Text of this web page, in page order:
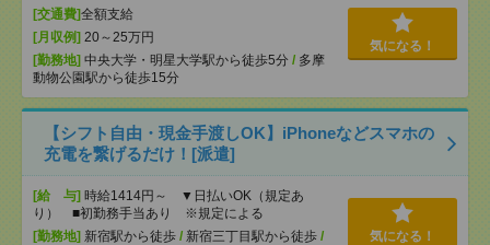
[交通費]全額支給
[月収例] 20～25万円
[勤務地] 中央大学・明星大学駅から徒歩5分 / 多摩
動物公園駅から徒歩15分
気になる！
【シフト自由・現金手渡しOK】iPhoneなどスマホの
充電を繋げるだけ！[派遣]
[給 与] 時給1414円～ ▼日払いOK（規定あ
り） ■初勤務手当あり ※規定による
[勤務地] 新宿駅から徒歩 / 新宿三丁目駅から徒歩 /
気になる！